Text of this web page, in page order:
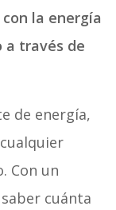
la energía
a través de
de energía,
Con un
cuánta